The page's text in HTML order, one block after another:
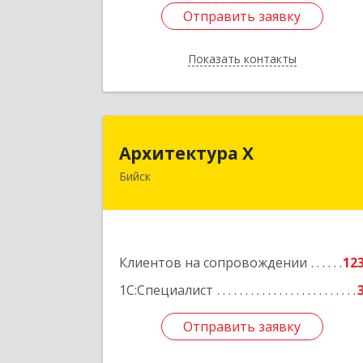
Отправить заявку
Показать контакты
Отправить заявку
Назад
Архитектура Х
Бийск
Клиентов на сопровождении
1С:Специалист
Отправить заявку
Отправить заявку